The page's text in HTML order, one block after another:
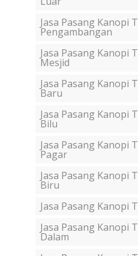
Jasa Pasang Kanopi
Pengambangan
Jasa Pasang Kanopi
Mesjid
Jasa Pasang Kanopi
Baru
Jasa Pasang Kanopi
Bilu
Jasa Pasang Kanopi
Pagar
Jasa Pasang Kanopi
Biru
Jasa Pasang Kanopi
Jasa Pasang Kanopi
Dalam